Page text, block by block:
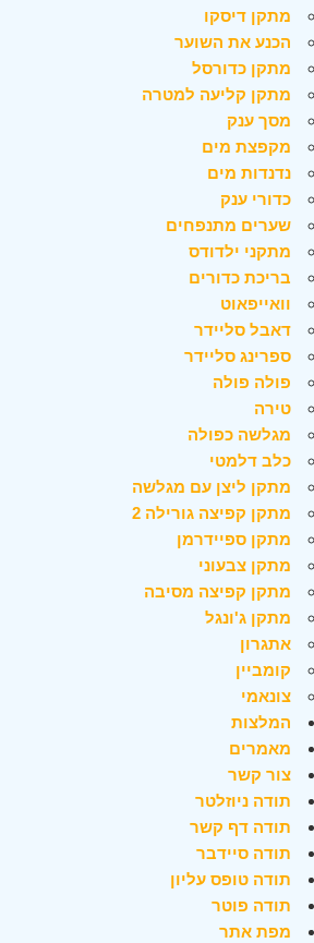
מתקן דיסקו
הכנע את השוער
מתקן כדורסל
מתקן קליעה למטרה
מסך ענק
מקפצת מים
נדנדות מים
כדורי ענק
שערים מתנפחים
מתקני ילדודס
בריכת כדורים
וואייפאוט
דאבל סליידר
ספרינג סליידר
פולה פולה
טירה
מגלשה כפולה
כלב דלמטי
מתקן ליצן עם מגלשה
מתקן קפיצה גורילה 2
מתקן ספיידרמן
מתקן צבעוני
מתקן קפיצה מסיבה
מתקן ג'ונגל
אתגרון
קומביין
צונאמי
המלצות
מאמרים
צור קשר
תודה ניוזלטר
תודה דף קשר
תודה סיידבר
תודה טופס עליון
תודה פוטר
מפת אתר